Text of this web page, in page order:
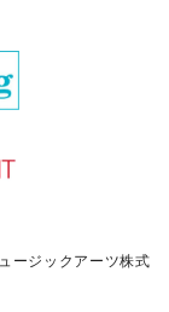
ジックアーツ株式